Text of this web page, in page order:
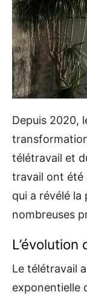
Depuis 2020,
télétravail et
travail ont été
qui a révélé la
nombreuses
Le télétravail
exponentielle